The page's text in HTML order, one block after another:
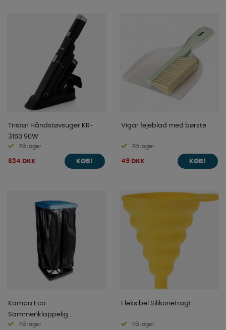
Tristar Håndstøvsuger KR-
3150 90W
På lager
634 DKK KØB!
Vigar fejeblad med børste
På lager
49 DKK KØB!
Kampa Eco
Sammenklappelig
Affaldsspand
På lager
Fleksibel Silikonetragt
På lager